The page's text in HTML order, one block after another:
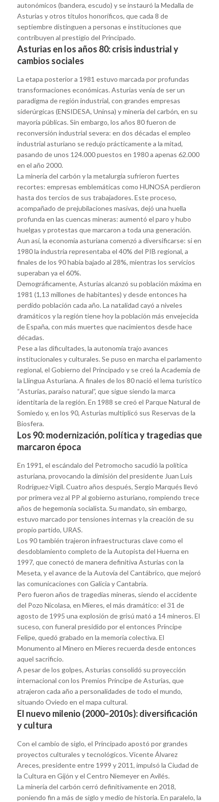
autonómicos (bandera, escudo) y se instauró la Medalla de
Asturias y otros títulos honoríficos, que cada 8 de
septiembre distinguen a personas e instituciones que
contribuyen al prestigio del Principado.
Asturias en los años 80: crisis industrial y
cambios sociales
La etapa posterior a 1981 estuvo marcada por profundas
transformaciones económicas. Asturias venía de ser un
paradigma de región industrial, con grandes empresas
siderúrgicas (ENSIDESA, Uninsa) y minería del carbón, en su
mayoría públicas. Sin embargo, los años 80 fueron de
reconversión industrial severa: en dos décadas el empleo
industrial asturiano se redujo prácticamente a la mitad,
pasando de unos 124.000 puestos en 1980 a apenas 62.000
en el año 2000.
La minería del carbón y la metalurgia sufrieron fuertes
recortes: empresas emblemáticas como HUNOSA perdieron
hasta dos tercios de sus trabajadores. Este proceso,
acompañado de prejubilaciones masivas, dejó una huella
profunda en las cuencas mineras: aumentó el paro y hubo
huelgas y protestas que marcaron a toda una generación.
Aun así, la economía asturiana comenzó a diversificarse: si en
1980 la industria representaba el 40% del PIB regional, a
finales de los 90 había bajado al 28%, mientras los servicios
superaban ya el 60%.
Demográficamente, Asturias alcanzó su población máxima en
1981 (1,13 millones de habitantes) y desde entonces ha
perdido población cada año. La natalidad cayó a niveles
dramáticos y la región tiene hoy la población más envejecida
de España, con más muertes que nacimientos desde hace
décadas.
Pese a las dificultades, la autonomía trajo avances
institucionales y culturales. Se puso en marcha el parlamento
regional, el Gobierno del Principado y se creó la Academia de
la Llingua Asturiana. A finales de los 80 nació el lema turístico
“Asturias, paraíso natural”, que sigue siendo la marca
identitaria de la región. En 1988 se creó el Parque Natural de
Somiedo y, en los 90, Asturias multiplicó sus Reservas de la
Biosfera.
Los 90: modernización, política y tragedias que
marcaron época
En 1991, el escándalo del Petromocho sacudió la política
asturiana, provocando la dimisión del presidente Juan Luis
Rodríguez-Vigil. Cuatro años después, Sergio Marqués llevó
por primera vez al PP al gobierno asturiano, rompiendo trece
años de hegemonía socialista. Su mandato, sin embargo,
estuvo marcado por tensiones internas y la creación de su
propio partido, URAS.
Los 90 también trajeron infraestructuras clave como el
desdoblamiento completo de la Autopista del Huerna en
1997, que conectó de manera definitiva Asturias con la
Meseta, y el avance de la Autovía del Cantábrico, que mejoró
las comunicaciones con Galicia y Cantabria.
Pero fueron años de tragedias mineras, siendo el accidente
del Pozo Nicolasa, en Mieres, el más dramático: el 31 de
agosto de 1995 una explosión de grisú mató a 14 mineros. El
suceso, con funeral presidido por el entonces Príncipe
Felipe, quedó grabado en la memoria colectiva. El
Monumento al Minero en Mieres recuerda desde entonces
aquel sacrificio.
A pesar de los golpes, Asturias consolidó su proyección
internacional con los Premios Príncipe de Asturias, que
atrajeron cada año a personalidades de todo el mundo,
situando Oviedo en el mapa cultural.
El nuevo milenio (2000–2010s): diversificación
y cultura
Con el cambio de siglo, el Principado apostó por grandes
proyectos culturales y tecnológicos. Vicente Álvarez
Areces, presidente entre 1999 y 2011, impulsó la Ciudad de
la Cultura en Gijón y el Centro Niemeyer en Avilés.
La minería del carbón cerró definitivamente en 2018,
poniendo fin a más de siglo y medio de historia. En paralelo, la